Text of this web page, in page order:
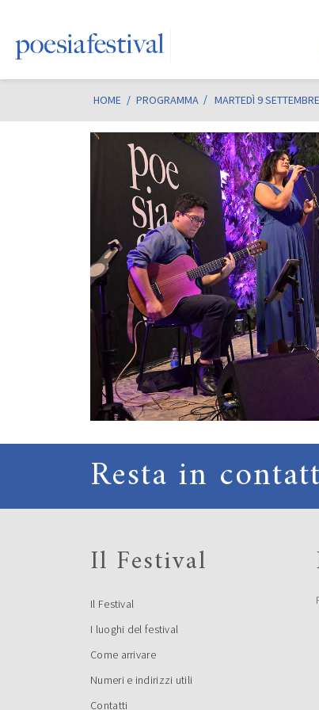
HOME / PROGRAMMA MARTEDÌ 9 SETTEMBRE
Resta in
Il Festival
Il Festival
I luoghi del festival
Come arrivare
Numeri e indirizzi utili
Contatti